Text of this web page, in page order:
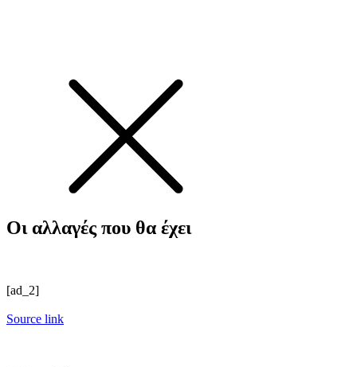
Οι αλλαγές που θα έχει
[ad_2]
Source link